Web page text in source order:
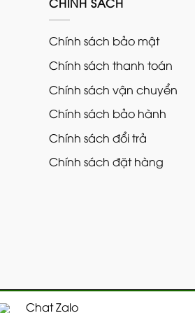
Chat Zalo
Chính sách bảo mật
Chính sách thanh toán
Chính sách vận chuyển
Chính sách bảo hành
Chính sách đổi trả
Chính sách đặt hàng
dưới mọi hình thức